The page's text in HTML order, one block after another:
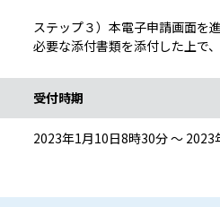
ステップ３）本電子申請画面を
必要な添付書類を添付した上で
受付時期
2023年1月10日8時30分 ～